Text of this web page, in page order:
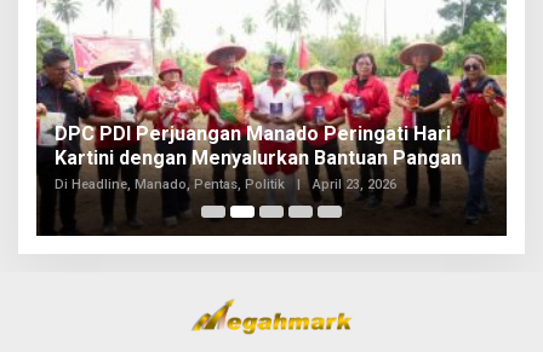
DPC PDI Perjuangan Manado Peringati Hari
Kartini dengan Menyalurkan Bantuan Pangan
Di Headline, Manado, Pentas, Politik April 23, 2026